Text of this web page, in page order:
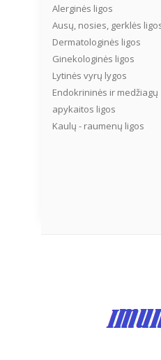
Alerginės ligos
Ausų, nosies, gerklės
Dermatologinės ligos
Ginekologinės ligos
Lytinės vyrų lygos
Endokrininės ir medžiagų
apykaitos ligos
Kaulų - raumenų ligos